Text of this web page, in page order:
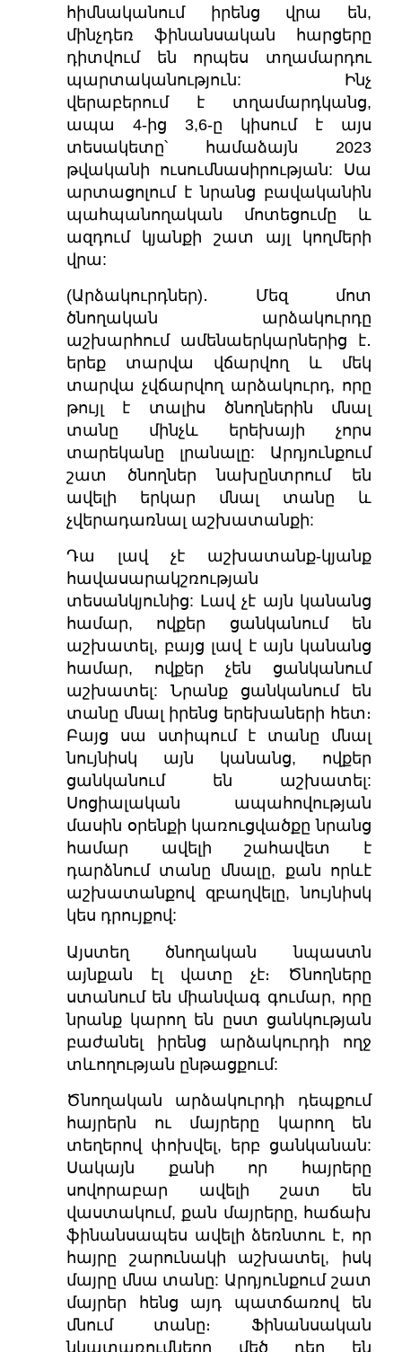
հիմնականում իրենց վրա են,
մինչդեռ ֆինանսական հարցերը
դիտվում են որպես տղամարդու
պարտականություն: Ինչ
վերաբերում է տղամարդկանց,
ապա 4-ից 3,6-ը կիսում է այս
տեսակետը՝ համաձայն 2023
թվականի ուսումնասիրության: Սա
արտացոլում է նրանց բավականին
պահպանողական մոտեցումը և
ազդում կյանքի շատ այլ կողմերի
վրա:
(Արձակուրդներ)․ Մեզ մոտ
ծնողական արձակուրդը
աշխարհում ամենաերկարներից է․
երեք տարվա վճարվող և մեկ
տարվա չվճարվող արձակուրդ, որը
թույլ է տալիս ծնողներին մնալ
տանը մինչև երեխայի չորս
տարեկանը լրանալը:
Արդյունքում
շատ ծնողներ նախընտրում են
ավելի երկար մնալ տանը և
չվերադառնալ աշխատանքի:
Դա լավ չէ աշխատանք-կյանք
հավասարակշռության
տեսանկյունից: Լավ չէ այն կանանց
համար, ովքեր ցանկանում են
աշխատել, բայց լավ է այն կանանց
համար, ովքեր չեն ցանկանում
աշխատել: Նրանք ցանկանում են
տանը մնալ իրենց երեխաների հետ։
Բայց սա ստիպում է տանը մնալ
նույնիսկ այն կանանց, ովքեր
ցանկանում են աշխատել:
Սոցիալական ապահովության
մասին օրենքի կառուցվածքը նրանց
համար ավելի շահավետ է
դարձնում տանը մնալը, քան որևէ
աշխատանքով զբաղվելը, նույնիսկ
կես դրույքով:
Այստեղ ծնողական նպաստն
այնքան էլ վատը չէ։ Ծնողները
ստանում են միանվագ գումար, որը
նրանք կարող են ըստ ցանկության
բաժանել իրենց արձակուրդի ողջ
տևողության ընթացքում:
Ծնողական արձակուրդի դեպքում
հայրերն ու մայրերը կարող են
տեղերով փոխվել, երբ ցանկանան:
Սակայն քանի որ հայրերը
սովորաբար ավելի շատ են
վաստակում, քան մայրերը, հաճախ
ֆինանսապես ավելի ձեռնտու է, որ
հայրը շարունակի աշխատել, իսկ
մայրը մնա տանը: Արդյունքում շատ
մայրեր հենց այդ պատճառով են
մնում տանը։ Ֆինանսական
նկատառումները մեծ դեր են